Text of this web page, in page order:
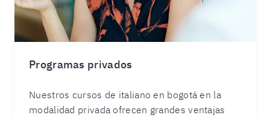
Programas privados
Nuestros cursos de italiano en bogotá en la
modalidad privada ofrecen grandes ventajas